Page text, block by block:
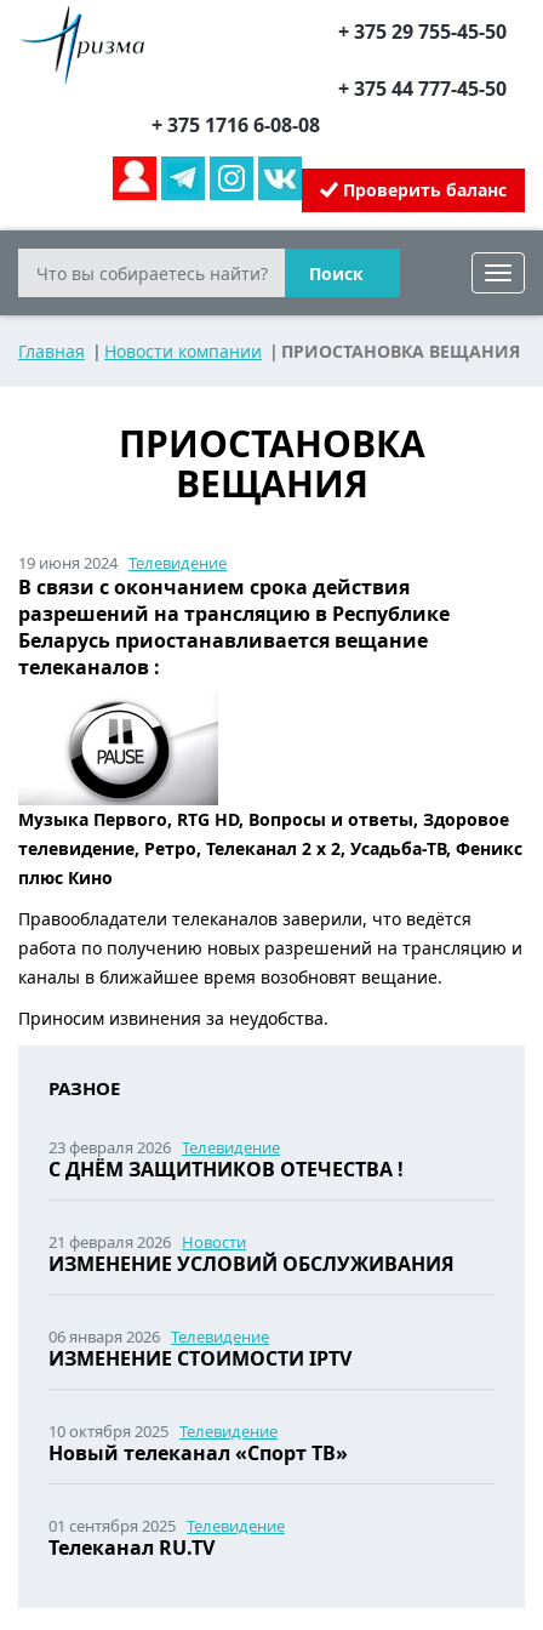
+ 375 29 755-45-50
+ 375 44 777-45-50
+ 375 1716 6-08-08
Проверить баланс
Поиск
Главная Новости компании ПРИОСТАНОВКА ВЕЩАНИЯ
ПРИОСТАНОВКА
ВЕЩАНИЯ
19 июня 2024 Телевидение
В связи с окончанием срока действия
разрешений на трансляцию в Республике
Беларусь приостанавливается вещание
телеканалов :
Музыка Первого, RTG HD, Вопросы и ответы, Здоровое
телевидение, Ретро, Телеканал 2 х 2, Усадьба-ТВ, Феникс
плюс Кино
Правообладатели телеканалов заверили, что ведётся
работа по получению новых разрешений на трансляцию и
каналы в ближайшее время возобновят вещание.
Приносим извинения за неудобства.
РАЗНОЕ
23 февраля 2026 Телевидение
С ДНЁМ ЗАЩИТНИКОВ ОТЕЧЕСТВА !
21 февраля 2026 Новости
ИЗМЕНЕНИЕ УСЛОВИЙ ОБСЛУЖИВАНИЯ
06 января 2026 Телевидение
ИЗМЕНЕНИЕ СТОИМОСТИ IPTV
10 октября 2025 Телевидение
Новый телеканал «Спорт ТВ»
01 сентября 2025 Телевидение
Телеканал RU.TV